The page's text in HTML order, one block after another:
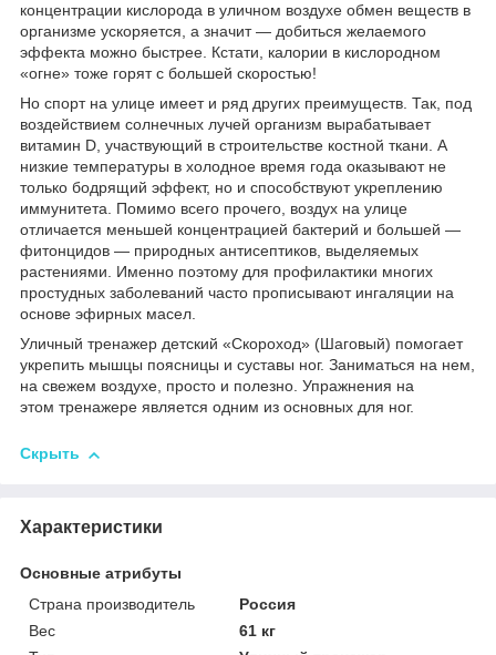
концентрации кислорода в уличном воздухе обмен веществ в
организме ускоряется, а значит — добиться желаемого
эффекта можно быстрее. Кстати, калории в кислородном
«огне» тоже горят с большей скоростью!
Но спорт на улице имеет и ряд других преимуществ. Так, под
воздействием солнечных лучей организм вырабатывает
витамин D, участвующий в строительстве костной ткани. А
низкие температуры в холодное время года оказывают не
только бодрящий эффект, но и способствуют укреплению
иммунитета. Помимо всего прочего, воздух на улице
отличается меньшей концентрацией бактерий и большей —
фитонцидов — природных антисептиков, выделяемых
растениями. Именно поэтому для профилактики многих
простудных заболеваний часто прописывают ингаляции на
основе эфирных масел.
Уличный тренажер детский «Скороход» (Шаговый) помогает
укрепить мышцы поясницы и суставы ног. Заниматься на нем,
на свежем воздухе, просто и полезно. Упражнения на
этом тренажере является одним из основных для ног.
Скрыть
Характеристики
Основные атрибуты
Страна производитель
Россия
Вес
61 кг